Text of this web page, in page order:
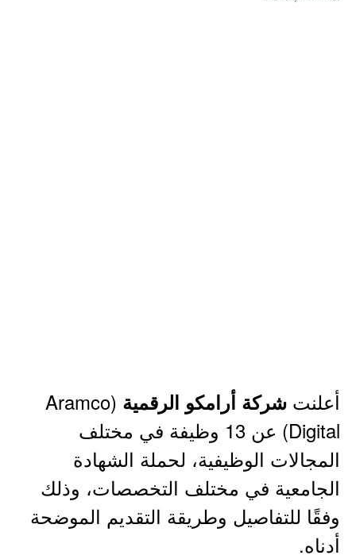
أعلنت شركة أرامكو الرقمية (Aramco
Digital) عن 13 وظيفة في مختلف
المجالات الوظيفية، لحملة الشهادة
الجامعية في مختلف التخصصات، وذلك
وفقًا للتفاصيل وطريقة التقديم الموضحة
أدناه.